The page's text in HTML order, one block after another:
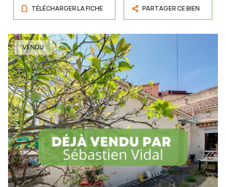
TÉLÉCHARGER LA FICHE PARTAGER CE BIEN
VENDU